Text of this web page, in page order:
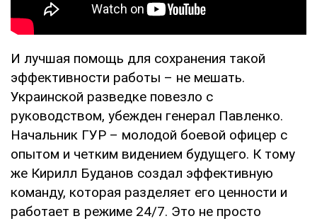
И лучшая помощь для сохранения такой
эффективности работы – не мешать.
Украинской разведке повезло с
руководством, убежден генерал Павленко.
Начальник ГУР – молодой боевой офицер с
опытом и четким видением будущего. К тому
же Кирилл Буданов создал эффективную
команду, которая разделяет его ценности и
работает в режиме 24/7. Это не просто